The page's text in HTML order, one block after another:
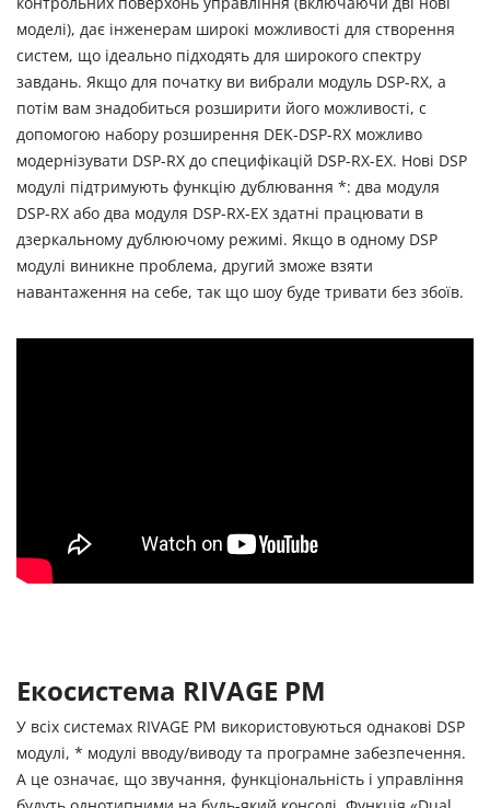
моделі), дає інженерам широкі можливості для створення
систем, що ідеально підходять для широкого спектру
завдань. Якщо для початку ви вибрали модуль DSP-RX, а
потім вам знадобиться розширити його можливості, c
допомогою набору розширення DEK-DSP-RX можливо
модернізувати DSP-RX до специфікацій DSP-RX-EX. Нові DSP
модулі підтримують функцію дублювання *: два модуля
DSP-RX або два модуля DSP-RX-EX здатні працювати в
дзеркальному дублюючому режимі. Якщо в одному DSP
модулі виникне проблема, другий зможе взяти
навантаження на себе, так що шоу буде тривати без збоїв.
Екосистема RIVAGE PM
У всіх системах RIVAGE PM використовуються однакові DSP
модулі, * модулі вводу/виводу та програмне забезпечення.
А це означає, що звучання, функціональність і управління